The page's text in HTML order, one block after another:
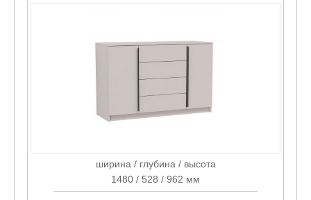
ширина / глубина / высота
1480 / 528 / 962 мм